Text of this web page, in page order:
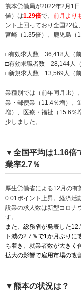
熊本労働局が2022年2月1
値）は1.29倍で、 前月より
ント上回っており全国22位
宮崎（1.35倍）、鹿児島（
□有効求人数 36,418人（
□有効求職者数 28,144人
□新規求人数 13,569人（
業種別では（前年同月比）
業・郵便業（11.4％増）、
増）、医療・福祉（15.6％
少しました。
▼全国平均は1.16倍
業率2.7％
厚生労働省による12月の有
0.01ポイント上昇。経済活
設業の求人数は新型コロナ
す。
また、総務省が発表した
ト減の2.7％で1か月ぶり
ち着き、就業者数が大きく
拡大の影響で雇用市場の改
▼熊本の状況は？